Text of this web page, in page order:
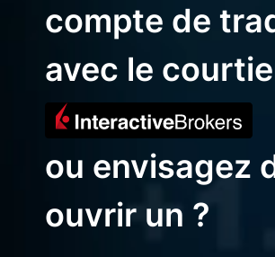
compte de
avec le
ou envisagez
ouvrir un ?